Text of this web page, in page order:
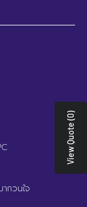
กวนใจ
View Quote (0)